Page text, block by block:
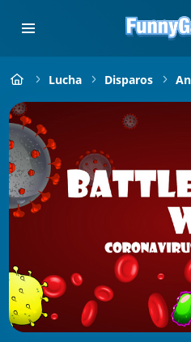
Lucha Disparos